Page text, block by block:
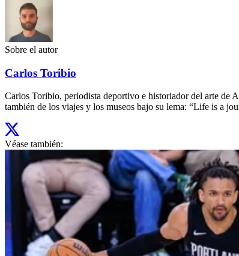
Sobre el autor
Carlos Toribio
Carlos Toribio, periodista deportivo e historiador del arte de
también de los viajes y los museos bajo su lema: “Life is a
Véase también: